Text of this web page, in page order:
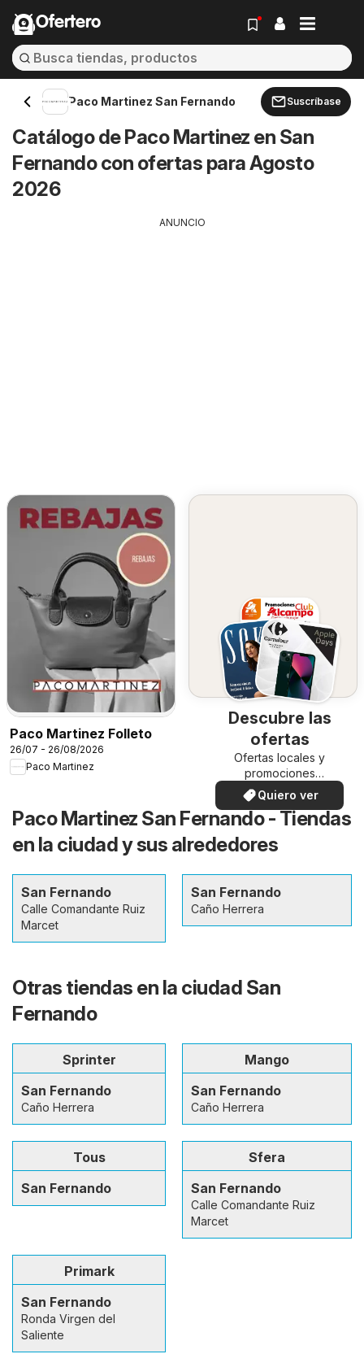
Ofertero
Paco Martinez San Fernando Suscríbase
Catálogo de Paco Martinez en San
Fernando con ofertas para Agosto
2026
ANUNCIO
Paco Martinez Folleto
26/07 - 26/08/2026
Paco Martinez
Descubre las
ofertas
Ofertas locales y
promociones
especiales.
Quiero ver
Paco Martinez San Fernando - Tiendas
en la ciudad y sus alrededores
San Fernando
Calle Comandante Ruiz
Marcet
San Fernando
Caño Herrera
Otras tiendas en la ciudad San
Fernando
Sprinter
San Fernando
Caño Herrera
Mango
San Fernando
Caño Herrera
Tous
San Fernando
Sfera
San Fernando
Calle Comandante Ruiz
Marcet
Primark
San Fernando
Ronda Virgen del
Saliente